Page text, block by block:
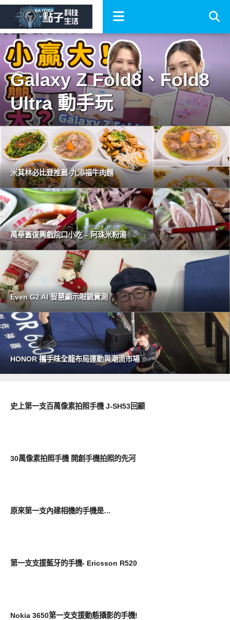
Galaxy Z Fold8、Fold8
Ultra 動手玩
米其林必比登推薦-九添福牛肉麵
萬華舊復興戲院口小吃 – 阿珠米粉湯
Even G2 AI 智慧顯示眼鏡實測
HONOR 攜手味全龍布局運動與潮流市場
史上第一支百萬像素拍照手機 J-SH53回顧
30萬像素拍照手機 開創手機拍照的先河
原來第一支內建相機的手機是…
第一支支援藍牙的手機- Ericsson R520
Nokia 3650第一支支援動態攝影的手機!